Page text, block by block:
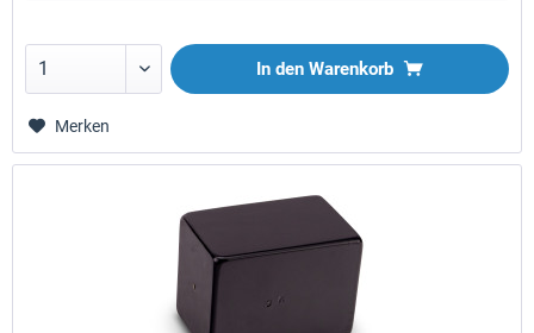
In den Warenkorb
Merken